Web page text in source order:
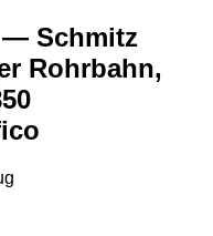
Schmitz
Rohrbahn,